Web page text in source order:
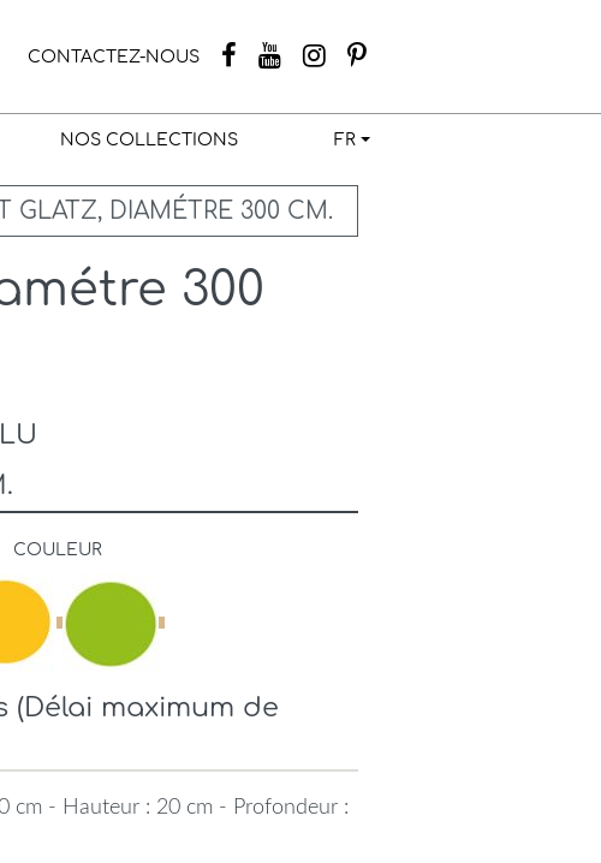
CONTACTEZ-NOUS
NOS COLLECTIONS FR
GLATZ, DIAMÉTRE 300 CM.
300
COULEUR
(Délai maximum de
cm - Hauteur : 20 cm - Profondeur :